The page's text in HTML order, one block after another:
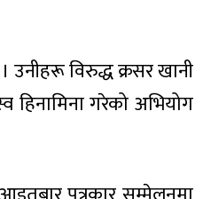
विरुद्ध क्रसर खानी
हिनामिना गरेको अभियोग